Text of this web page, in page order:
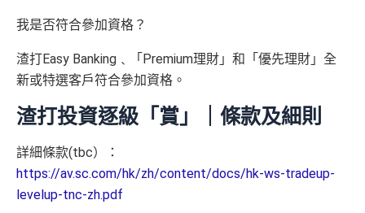
我是否符合參加資格？
渣打Easy Banking﹑「Premium理財」和「優先理財」全
新或特選客戶符合參加資格。
渣打投資逐級「賞」｜條款及細則
詳細條款(tbc）：
https://av.sc.com/hk/zh/content/docs/hk-ws-tradeup-
levelup-tnc-zh.pdf